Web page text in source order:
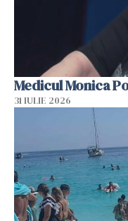
Medicul Monica
31 IULIE 2026